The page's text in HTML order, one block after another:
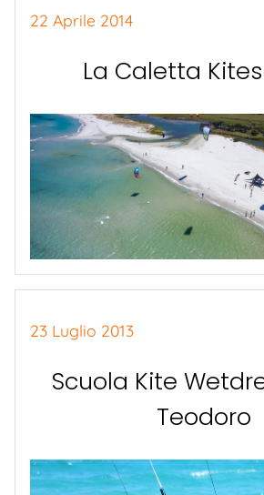
22 Aprile 2014
La Caletta
23 Luglio 2013
Scuola Kite
Teodoro